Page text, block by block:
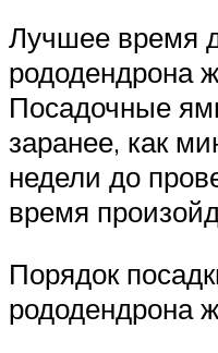
Лучшее время
рододендрона
Посадочные
заранее, как
недели до
время
Порядок
рододендрона